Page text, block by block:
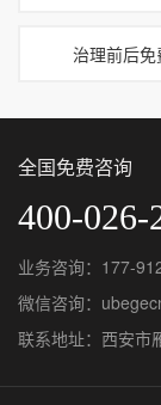
治理前后免
全国免费咨询
400-026-
业务咨询：177-
微信咨询：
联系地址：西安市